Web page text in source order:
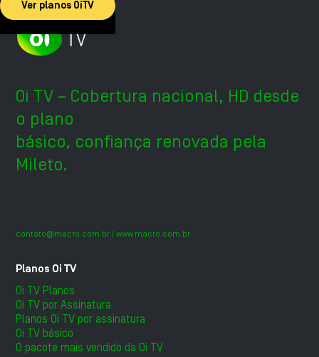
Ver planos OiTV
Oi TV – Cobertura nacional, HD desde
o plano
básico, confiança renovada pela
Mileto.
contato@macro.com.br | www.macro.com.br
Planos Oi TV
Oi TV Planos
Oi TV por Assinatura
Planos Oi TV por assinatura
Oi TV básico
O pacote mais vendido da Oi TV